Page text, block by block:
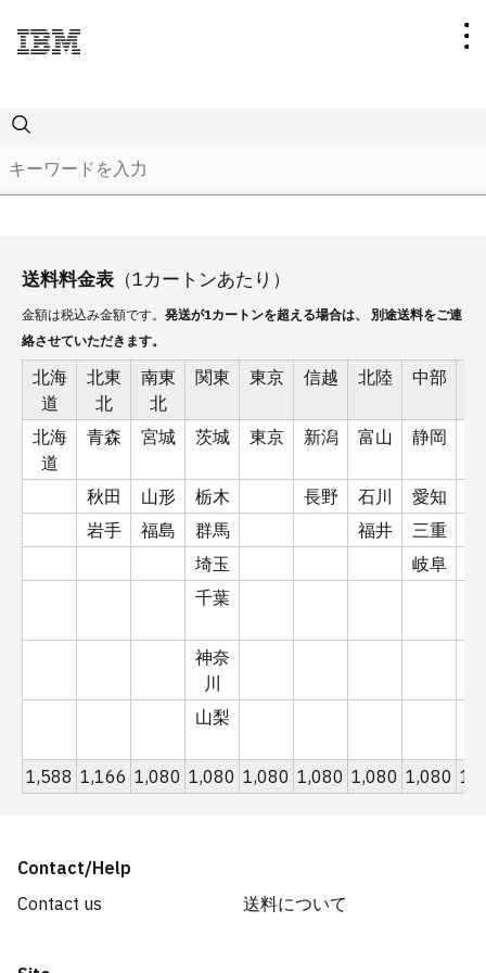
Collection
Think
IBM Rebus
watsonx
Bags & Totes
Conferences & Events
Drinkware
Tech Accessories
Golf
All
Price
〜299円
300〜399円
400〜999円
1000〜1499円
3000円〜
Sale
Made to order Items（受注生産）
Global site
Log In
送料料金表 （1カートンあたり）
金額は税込み金額です。 発送が1カートンを超える場合は、 別途送料をご連
絡させていただきます。
北海
道
北東
北
南東
北
関東 東京 信越 北陸 中部
北海
道
青森 宮城 茨城 東京 新潟 富山 静岡
秋田 山形 栃木 長野 石川 愛知
岩手
福島 群馬 福井 三重
埼玉
岐阜
千葉
神奈
川
山梨
1,588 1,166 1,080 1,080 1,080 1,080 1,080 1,080
Contact/Help
Contact us
送料について